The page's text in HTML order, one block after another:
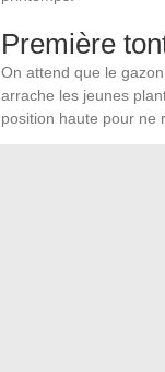
Première
On attend que le
arrache les jeunes
position haute pour ne